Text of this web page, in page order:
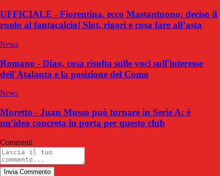
UFFICIALE - Fiorentina, ecco Mastantuono: deciso il
ruolo al fantacalcio! Slot, rigori e cosa fare all’asta
News
Romano - Diao, cosa risulta sulle voci sull'interesse
dell'Atalanta e la posizione del Como
News
Moretto - Juan Musso può tornare in Serie A: è
un'idea concreta in porta per questo club
Commenti
Invia Commento